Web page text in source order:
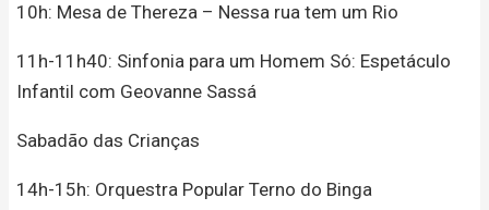
10h: Mesa de Thereza – Nessa rua tem um Rio
11h-11h40: Sinfonia para um Homem Só: Espetáculo
Infantil com Geovanne Sassá
Sabadão das Crianças
14h-15h: Orquestra Popular Terno do Binga